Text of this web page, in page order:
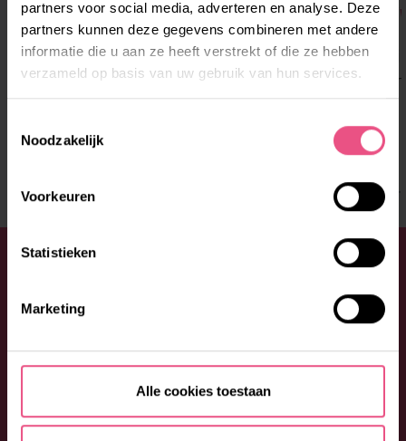
partners voor social media, adverteren en analyse. Deze
partners kunnen deze gegevens combineren met andere
informatie die u aan ze heeft verstrekt of die ze hebben
verzameld op basis van uw gebruik van hun services.
Noodzakelijk
Voorkeuren
Statistieken
Marketing
Alle cookies toestaan
ACTIEF IN DE WIJK
Veel buiten werken. Mensen in een wijk
leren kennen. Lijkt dat je wat? Dan is ...
Het is
...
HEB JE EEN VRAAG?
Aarzel niet en neem contact op met ORO, via0492 -
of
. Of vul onderstaand formulier
in.